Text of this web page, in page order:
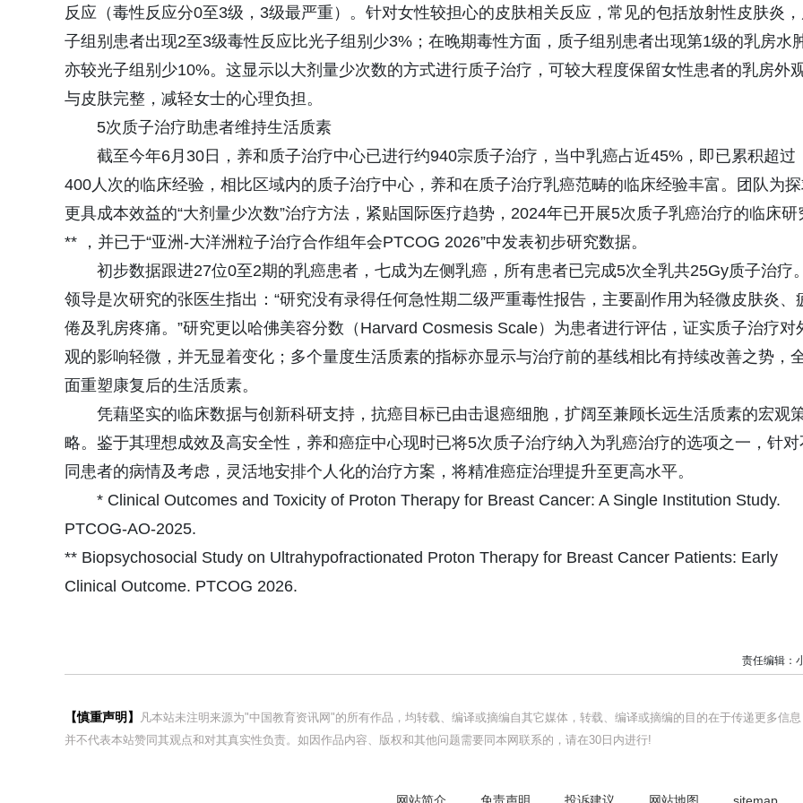
反应（毒性反应分0至3级，3级最严重）。针对女性较担心的皮肤相关反应，常见的包括放射性皮肤炎
子组别患者出现2至3级毒性反应比光子组别少3%；在晚期毒性方面，质子组别患者出现第1级的乳房水
亦较光子组别少10%。这显示以大剂量少次数的方式进行质子治疗，可较大程度保留女性患者的乳房外
与皮肤完整，减轻女士的心理负担。
5次质子治疗助患者维持生活质素
截至今年6月30日，养和质子治疗中心已进行约940宗质子治疗，当中乳癌占近45%，即已累积超过
400人次的临床经验，相比区域内的质子治疗中心，养和在质子治疗乳癌范畴的临床经验丰富。团队为
更具成本效益的“大剂量少次数”治疗方法，紧贴国际医疗趋势，2024年已开展5次质子乳癌治疗的临床研
** ，并已于“亚洲-大洋洲粒子治疗合作组年会PTCOG 2026”中发表初步研究数据。
初步数据跟进27位0至2期的乳癌患者，七成为左侧乳癌，所有患者已完成5次全乳共25Gy质子治疗。
领导是次研究的张医生指出：“研究没有录得任何急性期二级严重毒性报告，主要副作用为轻微皮肤炎、
倦及乳房疼痛。”研究更以哈佛美容分数（Harvard Cosmesis Scale）为患者进行评估，证实质子治疗对
观的影响轻微，并无显着变化；多个量度生活质素的指标亦显示与治疗前的基线相比有持续改善之势，
面重塑康复后的生活质素。
凭藉坚实的临床数据与创新科研支持，抗癌目标已由击退癌细胞，扩阔至兼顾长远生活质素的宏观
略。鉴于其理想成效及高安全性，养和癌症中心现时已将5次质子治疗纳入为乳癌治疗的选项之一，针对
同患者的病情及考虑，灵活地安排个人化的治疗方案，将精准癌症治理提升至更高水平。
* Clinical Outcomes and Toxicity of Proton Therapy for Breast Cancer: A Single Institution Study.
PTCOG-AO-2025.
** Biopsychosocial Study on Ultrahypofractionated Proton Therapy for Breast Cancer Patients: Early
Clinical Outcome. PTCOG 2026.
责任编辑：
【慎重声明】
凡本站未注明来源为"中国教育资讯网"的所有作品，均转载、编译或摘编自其它媒体，转载、编译或摘编的目的在于传递更多信息
并不代表本站赞同其观点和对其真实性负责。如因作品内容、版权和其他问题需要同本网联系的，请在30日内进行!